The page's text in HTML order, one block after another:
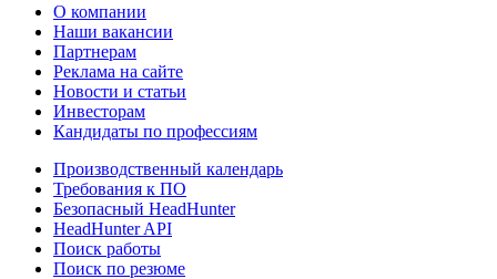
О компании
Наши вакансии
Партнерам
Реклама на сайте
Новости и статьи
Инвесторам
Кандидаты по профессиям
Производственный календарь
Требования к ПО
Безопасный HeadHunter
HeadHunter API
Поиск работы
Поиск по резюме